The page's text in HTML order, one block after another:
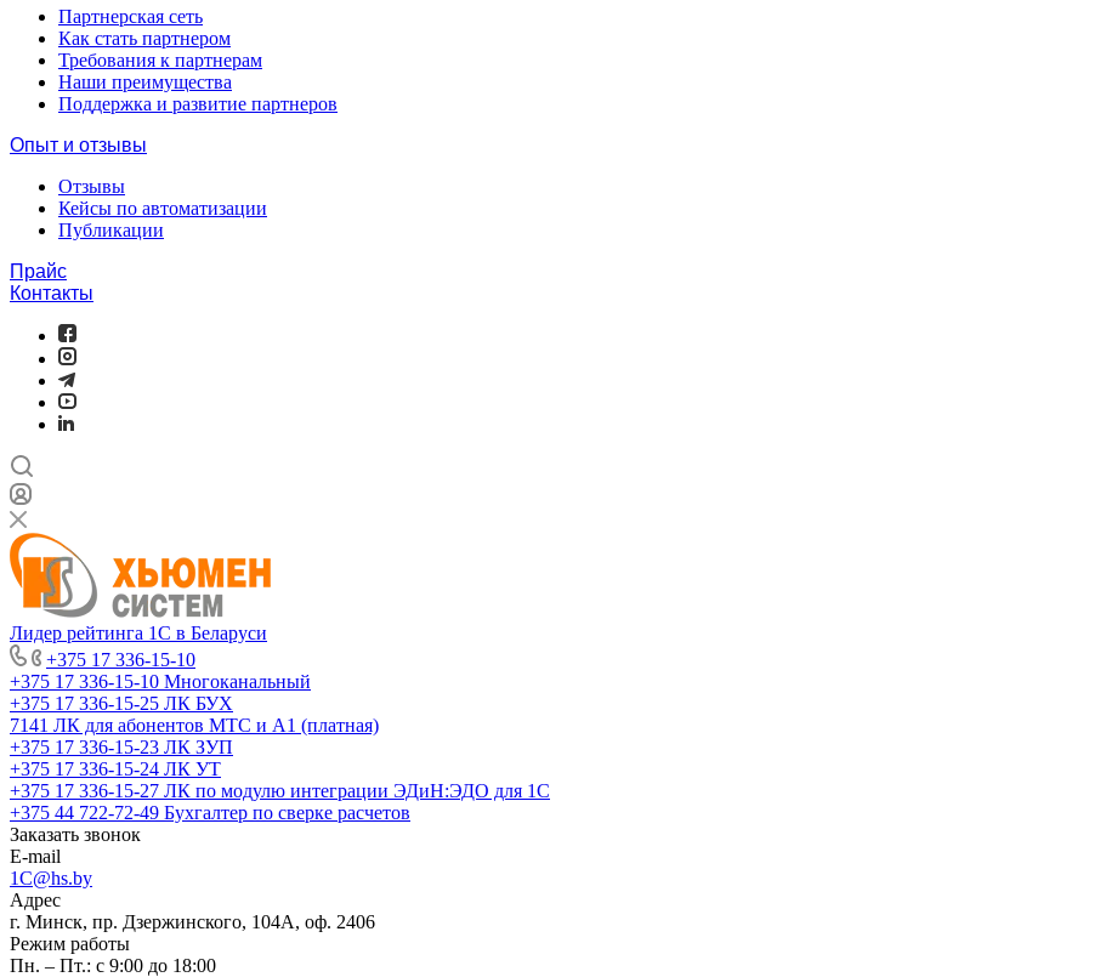
Партнерская сеть
Как стать партнером
Требования к партнерам
Наши преимущества
Поддержка и развитие партнеров
Опыт и отзывы
Отзывы
Кейсы по автоматизации
Публикации
Прайс
Контакты
Лидер рейтинга 1С в Беларуси
+375 17 336-15-10
+375 17 336-15-10 Многоканальный
+375 17 336-15-25 ЛК БУХ
7141 ЛК для абонентов МТС и А1 (платная)
+375 17 336-15-23 ЛК ЗУП
+375 17 336-15-24 ЛК УТ
+375 17 336-15-27 ЛК по модулю интеграции ЭДиН:ЭДО для 1С
+375 44 722-72-49 Бухгалтер по сверке расчетов
Заказать звонок
E-mail
1C@hs.by
Адрес
г. Минск, пр. Дзержинского, 104А, оф. 2406
Режим работы
Пн. – Пт.: с 9:00 до 18:00